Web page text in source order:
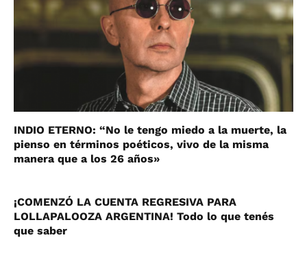
INDIO ETERNO: “No le tengo miedo a la muerte, la
pienso en términos poéticos, vivo de la misma
manera que a los 26 años»
¡COMENZÓ LA CUENTA REGRESIVA PARA
LOLLAPALOOZA ARGENTINA! Todo lo que tenés
que saber